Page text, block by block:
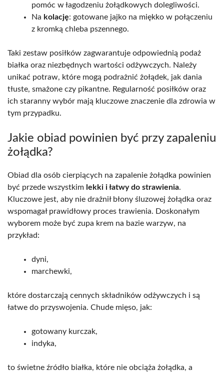
pomóc w łagodzeniu żołądkowych dolegliwości.
Na kolację: gotowane jajko na miękko w połączeniu
z kromką chleba pszennego.
Taki zestaw posiłków zagwarantuje odpowiednią podaż
białka oraz niezbędnych wartości odżywczych. Należy
unikać potraw, które mogą podrażnić żołądek, jak dania
tłuste, smażone czy pikantne. Regularność posiłków oraz
ich staranny wybór mają kluczowe znaczenie dla zdrowia w
tym przypadku.
Jakie obiad powinien być przy zapaleniu
żołądka?
Obiad dla osób cierpiących na zapalenie żołądka powinien
być przede wszystkim lekki i łatwy do strawienia.
Kluczowe jest, aby nie drażnił błony śluzowej żołądka oraz
wspomagał prawidłowy proces trawienia. Doskonałym
wyborem może być zupa krem na bazie warzyw, na
przykład:
dyni,
marchewki,
które dostarczają cennych składników odżywczych i są
łatwe do przyswojenia. Chude mięso, jak:
gotowany kurczak,
indyka,
to świetne źródło białka, które nie obciąża żołądka, a